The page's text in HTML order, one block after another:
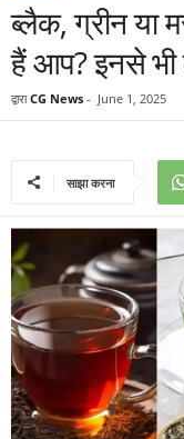
ब्लैक, ग्रीन या
हैं आप? इनसे भी
द्वारा CG News - June 1, 2025
साझा करना